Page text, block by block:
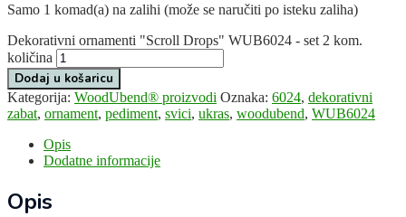
Samo 1 komad(a) na zalihi (može se naručiti po isteku zaliha)
Dekorativni ornamenti "Scroll Drops" WUB6024 - set 2 kom.
količina
Dodaj u košaricu
Kategorija: WoodUbend® proizvodi Oznaka: 6024, dekorativni
zabat, ornament, pediment, svici, ukras, woodubend, WUB6024
Opis
Dodatne informacije
Opis